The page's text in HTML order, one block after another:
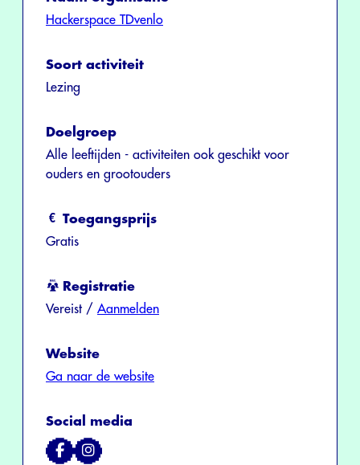
Hackerspace TDvenlo
Soort activiteit
Lezing
Doelgroep
Alle leeftijden - activiteiten ook geschikt voor
ouders en grootouders
Toegangsprijs
Gratis
Registratie
Vereist / Aanmelden
Website
Ga naar de website
Social media